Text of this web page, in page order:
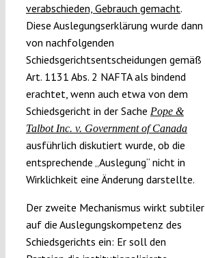
verabschieden, Gebrauch gemacht.
Diese Auslegungserklärung wurde dann
von nachfolgenden
Schiedsgerichtsentscheidungen gemäß
Art. 1131 Abs. 2 NAFTA als bindend
erachtet, wenn auch etwa von dem
Schiedsgericht in der Sache Pope &
Talbot Inc. v. Government of Canada
ausführlich diskutiert wurde, ob die
entsprechende „Auslegung“ nicht in
Wirklichkeit eine Änderung darstellte.
Der zweite Mechanismus wirkt subtiler
auf die Auslegungskompetenz des
Schiedsgerichts ein: Er soll den